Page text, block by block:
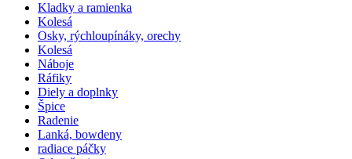
Kladky a ramienka
Kolesá
Osky, rýchloupínáky, orechy
Kolesá
Náboje
Ráfiky
Diely a doplnky
Špice
Radenie
Lanká, bowdeny
radiace páčky